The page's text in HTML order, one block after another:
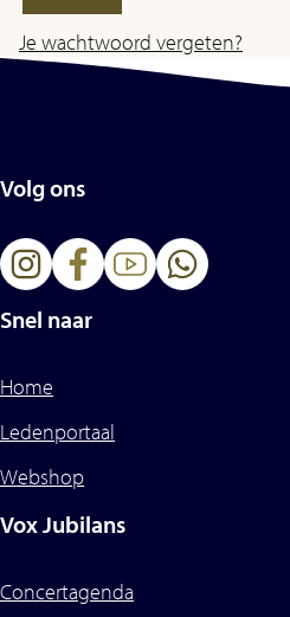
Je wachtwoord vergeten?
Volg ons
Snel naar
Home
Ledenportaal
Webshop
Vox Jubilans
Concertagenda